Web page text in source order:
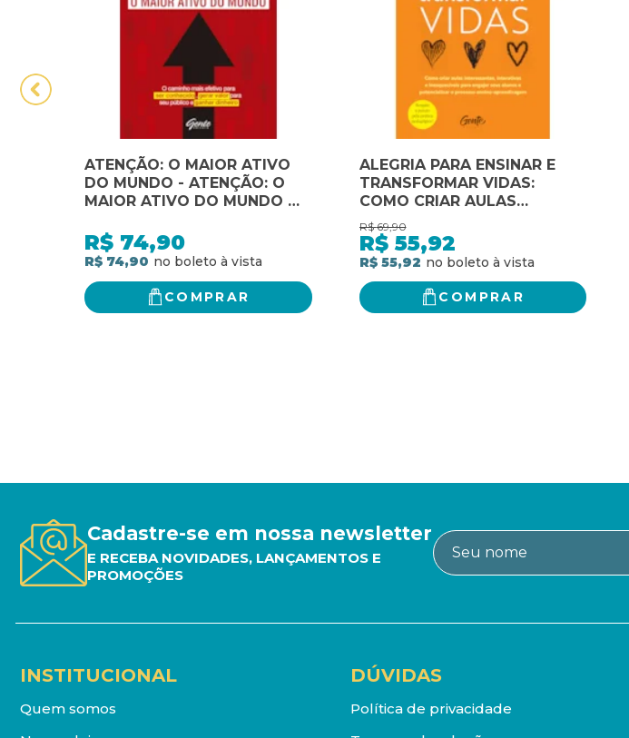
ATENÇÃO: O MAIOR ATIVO
DO MUNDO - ATENÇÃO: O
MAIOR ATIVO DO MUNDO O
PARA SER CONHECIDO,
GERAR VALOR PARA SEU
PÚBLICO, GANHAR DINHEIRO
R$ 74,90
R$ 74,90
COMPRAR
ALEGRIA PARA ENSINAR E
TRANSFORMAR VIDAS:
COMO CRIAR AULAS
INTERESSANTES,
INTERATIVAS E
INESQUECÍVEIS PARA
ENGAJAR SEUS ALUNOS E
POTENCIALIZAR O
PROCESSO ENSINO-
R$ 69,90
R$ 55,92
R$ 55,92
COMPRAR
Cadastre-se em nossa newsletter
E RECEBA NOVIDADES, LANÇAMENTOS E
PROMOÇÕES
INSTITUCIONAL
Quem somos
DÚVIDAS
Política de privacidade